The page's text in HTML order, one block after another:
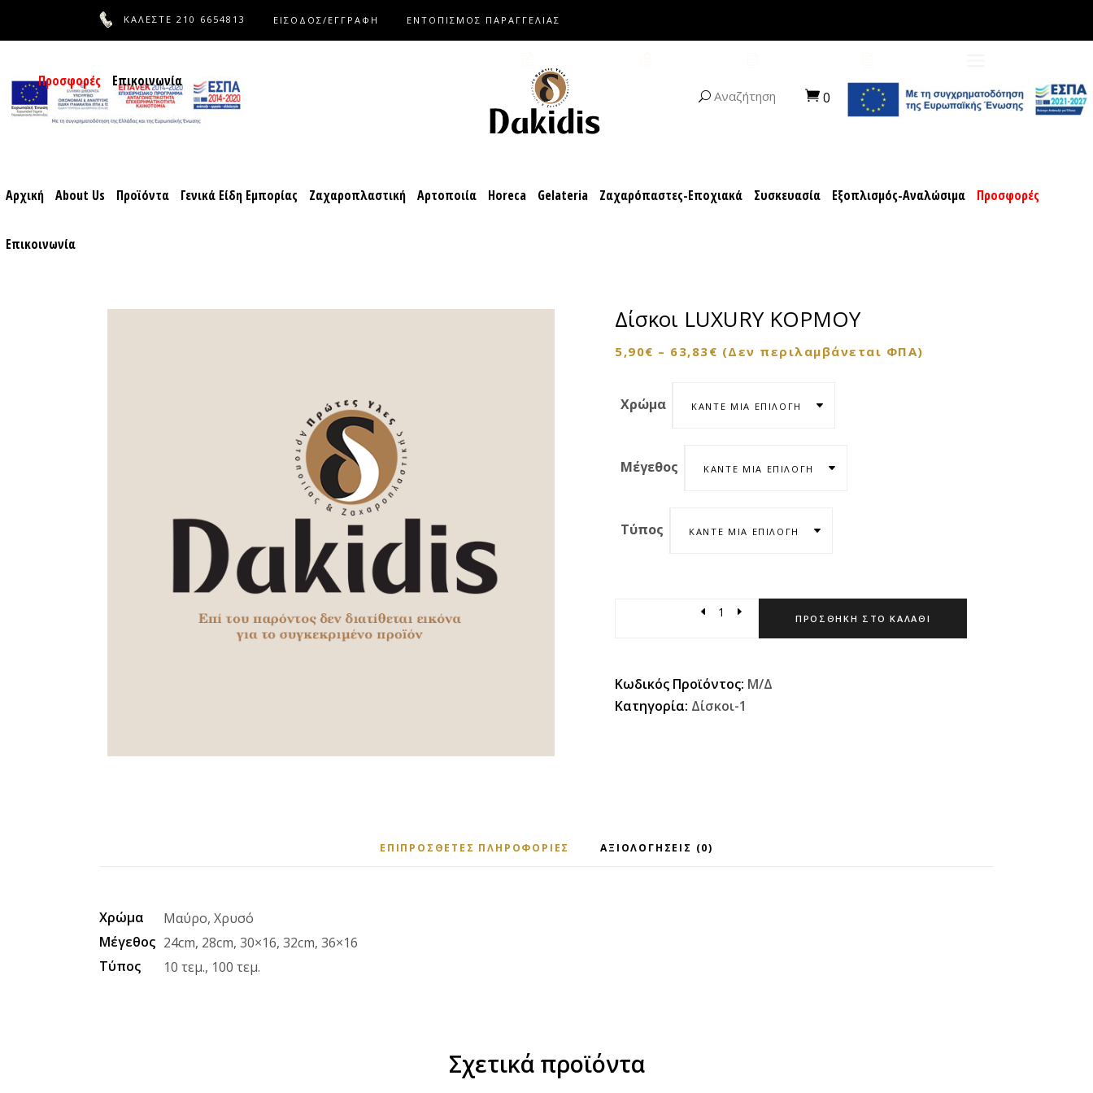
ΚΑΛΕΣΤΕ 210 6654813 ΕΙΣΟΔΟΣ/ΕΓΓΡΑΦΗ ΕΝΤΟΠΙΣΜΟΣ ΠΑΡΑΓΓΕΛΙΑΣ
Αναζήτηση 0
Αρχική About Us Προϊόντα Γενικά Είδη Εμπορίας Ζαχαροπλαστική Αρτοποιία Horeca Gelateria Ζαχαρόπαστες-Εποχιακά Συσκευασία Εξοπλισμός-Αναλώσιμα Προσφορές
Επικοινωνία
About Us
Προσφορές Επικοινωνία
Δίσκοι LUXURY ΚΟΡΜΟΥ
5,90€ – 63,83€ (Δεν περιλαμβάνεται ΦΠΑ)
Χρώμα ΚΆΝΤΕ ΜΊΑ ΕΠΙΛΟΓΉ
Μέγεθος ΚΆΝΤΕ ΜΊΑ ΕΠΙΛΟΓΉ
Τύπος ΚΆΝΤΕ ΜΊΑ ΕΠΙΛΟΓΉ
ΠΡΟΣΘΉΚΗ ΣΤΟ ΚΑΛΆΘΙ
Κωδικός Προϊόντος: Μ/Δ
Κατηγορία: Δίσκοι-1
ΕΠΙΠΡΌΣΘΕΤΕΣ ΠΛΗΡΟΦΟΡΊΕΣ ΑΞΙΟΛΟΓΉΣΕΙΣ (0)
Χρώμα
Μαύρο, Χρυσό
Μέγεθος 24cm, 28cm, 30×16, 32cm, 36×16
Τύπος
10 τεμ., 100 τεμ.
Σχετικά προϊόντα